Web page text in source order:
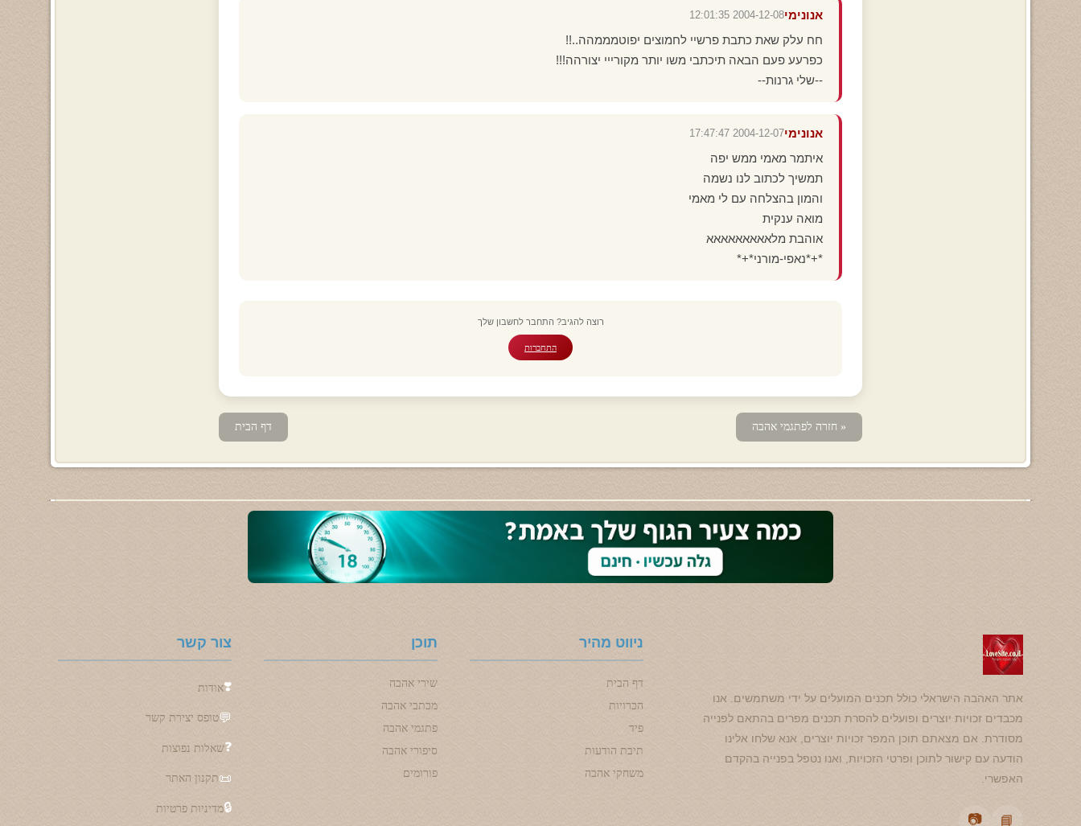
אנונימי2004-12-08 12:01:35
חח עלק שאת כתבת פרשיי לחמוצים יפוטמממהה..!!
כפרעע פעם הבאה תיכתבי משו יותר מקורייי יצורהה!!!
--שלי גרנות--
אנונימי2004-12-07 17:47:47
איתמר מאמי ממש יפה
תמשיך לכתוב לנו נשמה
והמון בהצלחה עם לי מאמי
מואה ענקית
אוהבת מלאאאאאאאאא
*+*נאפי-מורני*+*
רוצה להגיב? התחבר לחשבון שלך
התחברות
« חזרה לפתגמי אהבה דף הבית
אתר האהבה הישראלי כולל תכנים המועלים על ידי משתמשים. אנו
מכבדים זכויות יוצרים ופועלים להסרת תכנים מפרים בהתאם לפנייה
מסודרת. אם מצאתם תוכן המפר זכויות יוצרים, אנא שלחו אלינו
הודעה עם קישור לתוכן ופרטי הזכויות, ואנו נטפל בפנייה בהקדם
האפשרי.
📘
📷
ניווט מהיר
דף הבית
הכרויות
פיד
תיבת הודעות
משחקי אהבה
תוכן
שירי אהבה
מכתבי אהבה
פתגמי אהבה
סיפורי אהבה
פורומים
צור קשר
❣️אודות
💬טופס יצירת קשר
❓שאלות נפוצות
📜תקנון האתר
🔒מדיניות פרטיות